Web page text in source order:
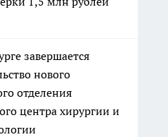
завершается
нового
отделения
центра хирургии и